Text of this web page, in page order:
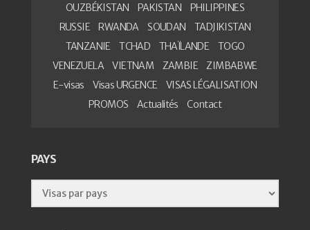
OUZBÉKISTAN
PAKISTAN
PHILIPPINES
RUSSIE
RWANDA SOUDAN
TADJIKISTAN
TANZANIE
TCHAD THAÏLANDE
TOGO
VENEZUELA
VIETNAM ZAMBIE
ZIMBABWE
E-visas
Visas URGENCE
VISAS LÉGALISATION
PROMOS
Actualités Contact
PAYS